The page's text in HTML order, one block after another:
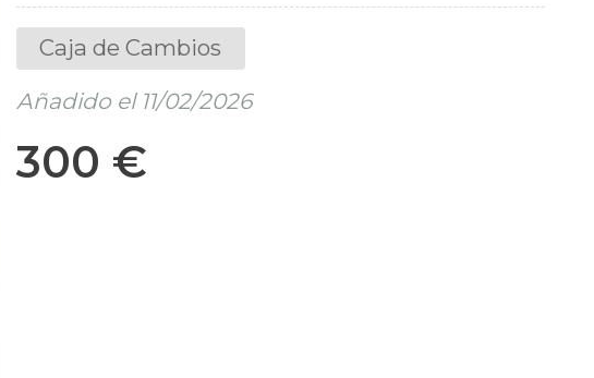
Caja de Cambios
Añadido el 11/02/2026
300 €